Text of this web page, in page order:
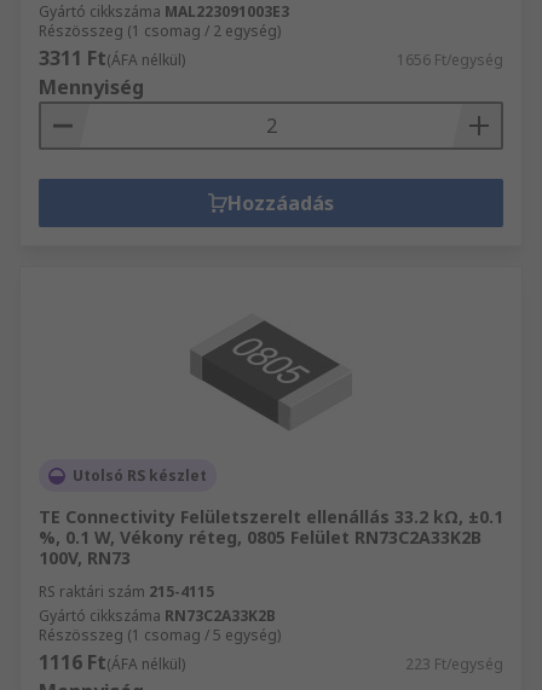
Gyártó cikkszáma MAL223091003E3
Részösszeg (1 csomag / 2 egység)
3311 Ft(ÁFA nélkül) 1656 Ft/egység
Mennyiség
Hozzáadás
Utolsó RS készlet
TE Connectivity Felületszerelt ellenállás 33.2 kΩ, ±0.1
%, 0.1 W, Vékony réteg, 0805 Felület RN73C2A33K2B
100V, RN73
RS raktári szám 215-4115
Gyártó cikkszáma RN73C2A33K2B
Részösszeg (1 csomag / 5 egység)
1116 Ft(ÁFA nélkül) 223 Ft/egység